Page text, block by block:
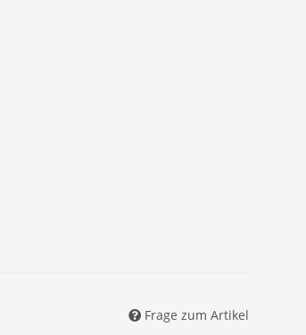
Frage zum Artikel